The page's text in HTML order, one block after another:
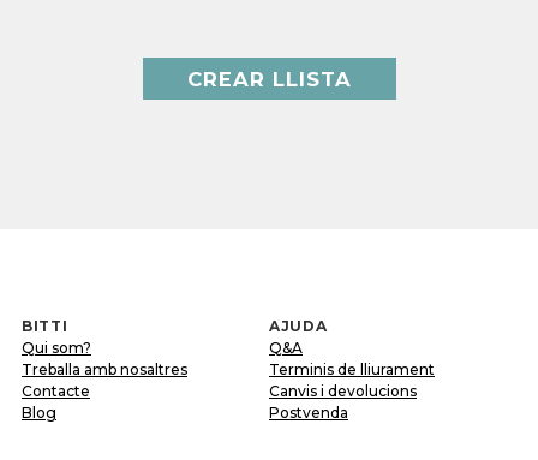
CREAR LLISTA
BITTI
Qui som?
Treballa amb nosaltres
Contacte
Blog
AJUDA
Q&A
Terminis de lliurament
Canvis i devolucions
Postvenda